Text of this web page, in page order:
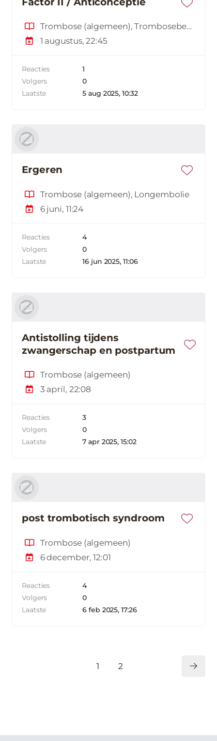
Trombose (algemeen), Trombosebeen, Trombose en de anticonceptiepil, Erfelijkheid
1 augustus, 22:45
Reacties
1
Volgers
0
Laatste
5 aug 2025, 10:32
Ergeren
Trombose (algemeen), Longembolie
6 juni, 11:24
Reacties
4
Volgers
0
Laatste
16 jun 2025, 11:06
Antistolling tijdens
zwangerschap en postpartum
Trombose (algemeen)
3 april, 22:08
Reacties
3
Volgers
0
Laatste
7 apr 2025, 15:02
post trombotisch syndroom
Trombose (algemeen)
6 december, 12:01
Reacties
4
Volgers
0
Laatste
6 feb 2025, 17:26
1 2